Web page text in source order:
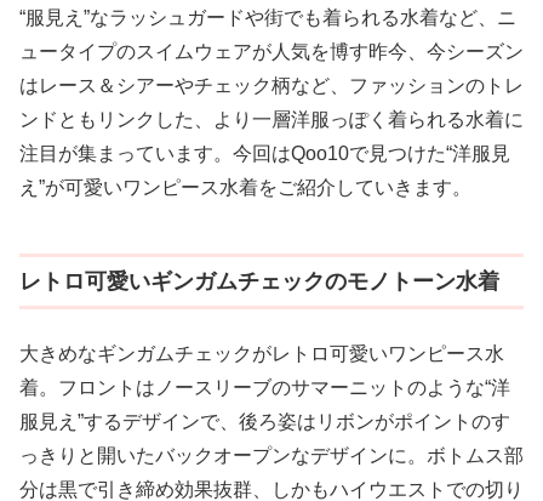
“服見え”なラッシュガードや街でも着られる水着など、ニ
ュータイプのスイムウェアが人気を博す昨今、今シーズン
はレース＆シアーやチェック柄など、ファッションのトレ
ンドともリンクした、より一層洋服っぽく着られる水着に
注目が集まっています。今回はQoo10で見つけた“洋服見
え”が可愛いワンピース水着をご紹介していきます。
レトロ可愛いギンガムチェックのモノトーン水着
大きめなギンガムチェックがレトロ可愛いワンピース水
着。フロントはノースリーブのサマーニットのような“洋
服見え”するデザインで、後ろ姿はリボンがポイントのす
っきりと開いたバックオープンなデザインに。ボトムス部
分は黒で引き締め効果抜群、しかもハイウエストでの切り